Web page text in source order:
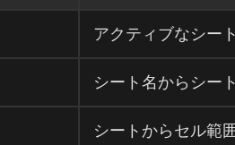
アクティブなシー
シート名からシー
シートからセル範